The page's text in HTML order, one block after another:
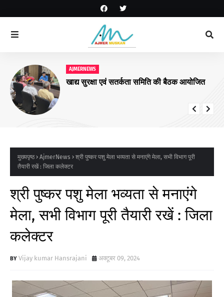
AJMERNEWS
खाद्य सुरक्षा एवं सतर्कता समिति की बैठक आयोजित
मुख्यपृष्ठ AjmerNews
श्री पुष्कर पशु मेला भव्यता से मनाएंगे मेला, सभी विभाग पूरी
तैयारी रखें : जिला कलेक्टर
श्री पुष्कर पशु मेला भव्यता से मनाएंगे
मेला, सभी विभाग पूरी तैयारी रखें : जिला
कलेक्टर
Vijay kumar Hansrajani अक्टूबर 09, 2024